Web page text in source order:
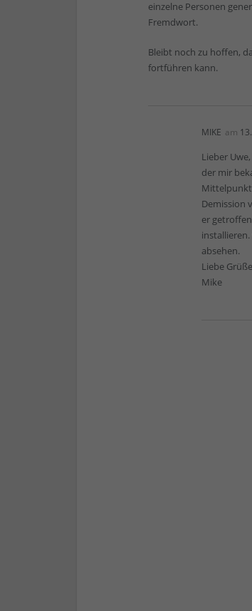
einzelne Personen
Fremdwort.
Bleibt noch zu hoffen,
fortführen kann.
MIKE am
Lieber
der mir
Demission
er
absehen.
Liebe Grüße
Mike